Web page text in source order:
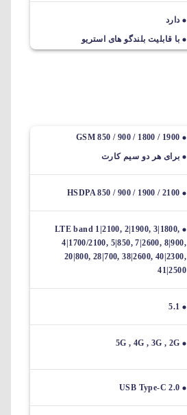
دارد
با قابلیت بلندگو های استریو
GSM 850 / 900 / 1800 / 1900
برای هر دو سیم کارت
HSDPA 850 / 900 / 1900 / 2100
LTE band 1|2100, 2|1900, 3|1800,
4|1700/2100, 5|850, 7|2600, 8|900,
20|800, 28|700, 38|2600, 40|2300,
41|2500
5.1
5G , 4G , 3G , 2G
USB Type-C 2.0